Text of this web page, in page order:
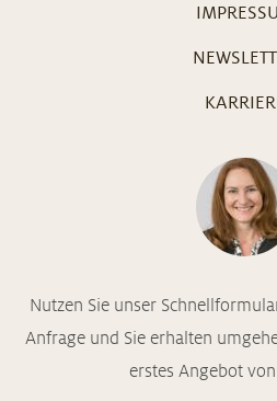
Nutzen Sie unser
Anfrage und Sie erhalten
erstes Angebot